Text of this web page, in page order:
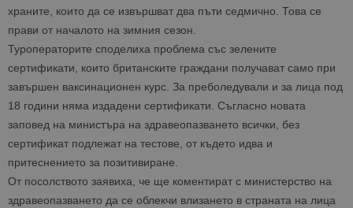
храните, които да се извършват два пъти седмично. Това се
прави от началото на зимния сезон.
Туроператорите споделиха проблема със зелените
сертификати, които британските граждани получават само при
завършен ваксинационен курс. За преболедували и за лица под
18 години няма издадени сертификати. Съгласно новата
заповед на министъра на здравеопазването всички, без
сертификат подлежат на тестове, от където идва и
притеснението за позитивиране.
От посолството заявиха, че ще коментират с министерство на
здравеопазването да се облекчи влизането в страната на лица